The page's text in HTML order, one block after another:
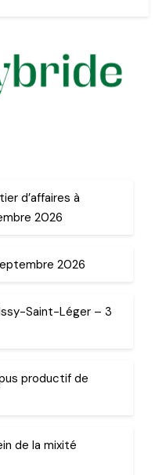
d’affaires à
2026
2026
Saint-Léger – 3
productif de
de la mixité